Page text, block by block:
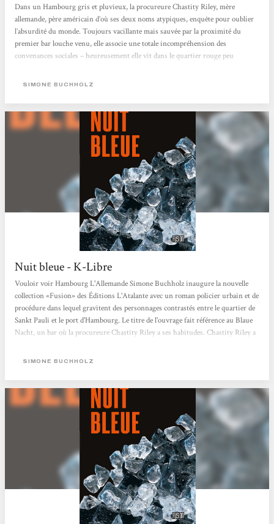
Dans un Hambourg gris et pluvieux, la procureure Chastity Riley, mère
allemande, père américain d’où ses deux noms atypiques, enquête pour oublier
l’absurdité du monde. Toujours vacillante mais sauvée par la proximité du
premier bar louche venu, elle associe une totale incompréhension des
convenances sociales – heureusement elle vit dans le quartier rouge peu
perspicacité teintée d’empathie plus handicapante qu’autre chose. À ce cocktail,
SIMONE BUCHHOLZ
Nuit bleue - K-Libre
Vouloir voir Hambourg L'Allemande Simone Buchholz inaugure la nouvelle
collection «Fusion» des Éditions L'Atalante avec un roman policier urbain et de
procédure dans lequel gravitent des personnages contrastés entre le quartier de
Sankt Pauli et le port d'Hambourg. Le titre de l'ouvrage fait référence au Blaue
Nacht, un bar où la procureure Chastity Riley a ses habitudes. Chastity Riley a
principalement à travers des chapitres intercalaires où se succèdent leurs
SIMONE BUCHHOLZ